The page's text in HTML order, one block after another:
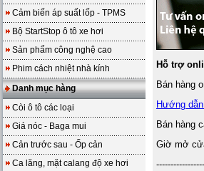
Cảm biến áp suất lốp - TPMS
Bộ StartStop ô tô xe hơi
Sản phẩm công nghệ cao
Phim cách nhiệt nhà kính
Danh mục hàng
Còi ô tô các loại
Giá nóc - Baga mui
Cản trước sau - Ốp cản
Ca lăng, mặt calang độ xe hơi
Hỗ trợ
Bán hàng
Hướng
Bán hàng
Giờ mở